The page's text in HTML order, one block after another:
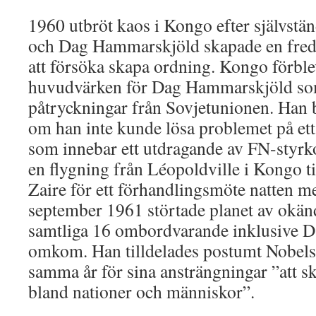
1960 utbröt kaos i Kongo efter
och Dag Hammarskjöld skapade en
att försöka skapa ordning. Kongo
huvudvärken för Dag Hammarskjöld
påtryckningar från Sovjetunionen. Han
om han inte kunde lösa problemet på
som innebar ett utdragande av FN-
en flygning från Léopoldville i Kongo
Zaire för ett förhandlingsmöte natten
september 1961 störtade planet av
samtliga 16 ombordvarande inklusive
omkom. Han tilldelades postumt
samma år för sina ansträngningar ”att
bland nationer och människor”.